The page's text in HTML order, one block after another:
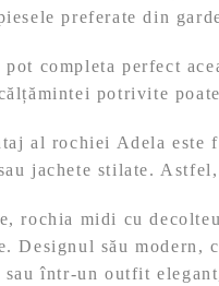
preferate din
completa perfect
potrivite
al rochiei Adela este
jachete stilate.
rochia midi cu
Designul său modern,
într-un outfit